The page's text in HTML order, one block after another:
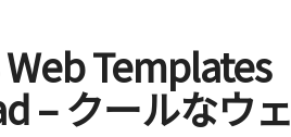
Web Templates
– クールなウェ